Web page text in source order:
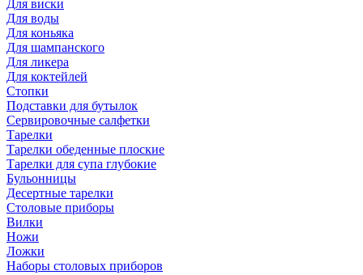
Для виски
Для воды
Для коньяка
Для шампанского
Для ликера
Для коктейлей
Стопки
Подставки для бутылок
Сервировочные салфетки
Тарелки
Тарелки обеденные плоские
Тарелки для супа глубокие
Бульонницы
Десертные тарелки
Столовые приборы
Вилки
Ножи
Ложки
Наборы столовых приборов